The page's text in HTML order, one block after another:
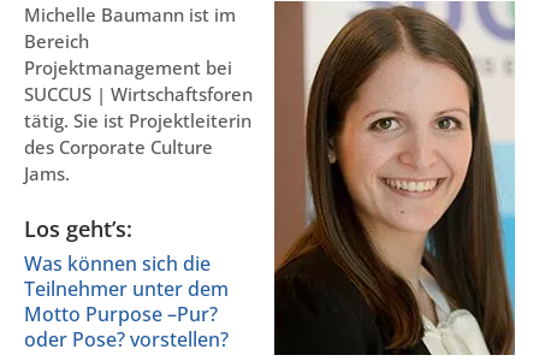
Michelle Baumann ist im
Bereich
Projektmanagement bei
SUCCUS | Wirtschaftsforen
tätig. Sie ist Projektleiterin
des Corporate Culture
Jams.
Los geht’s:
Was können sich die
Teilnehmer unter dem
Motto Purpose –Pur?
oder Pose? vorstellen?